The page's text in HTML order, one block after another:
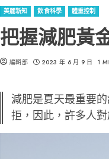
美麗新知 飲食科學 體重控制
把握減肥黃
編輯部 2023 年 6 月 9 日 1
減肥是夏天最重要
拒，因此，許多人